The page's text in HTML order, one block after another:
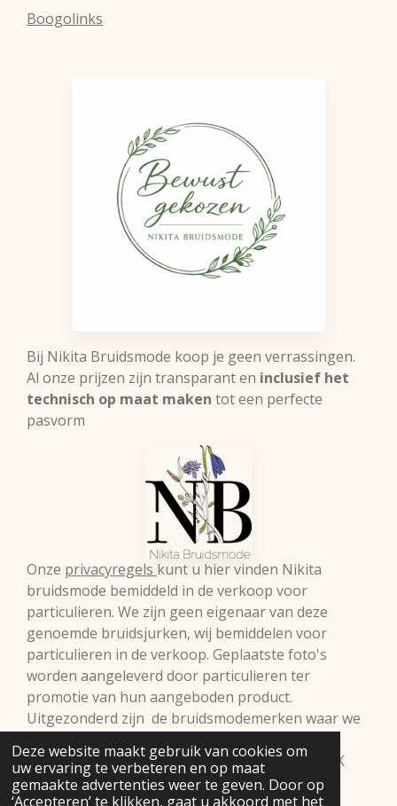
Deze website maakt gebruik van cookies om
uw ervaring te verbeteren en op maat
gemaakte advertenties weer te geven. Door op
‘Accepteren’ te klikken, gaat u akkoord met het
Boogolinks
Bij Nikita Bruidsmode koop je geen verrassingen.
Al onze prijzen zijn transparant en inclusief het
technisch op maat maken tot een perfecte
pasvorm
Onze privacyregels kunt u hier vinden Nikita
bruidsmode bemiddeld in de verkoop voor
particulieren. We zijn geen eigenaar van deze
genoemde bruidsjurken, wij bemiddelen voor
particulieren in de verkoop. Geplaatste foto's
worden aangeleverd door particulieren ter
promotie van hun aangeboden product.
Uitgezonderd zijn de bruidsmodemerken waar we
voorbehoud.© 2009 Nikita Bruidsmode B.V. KVK
98293397